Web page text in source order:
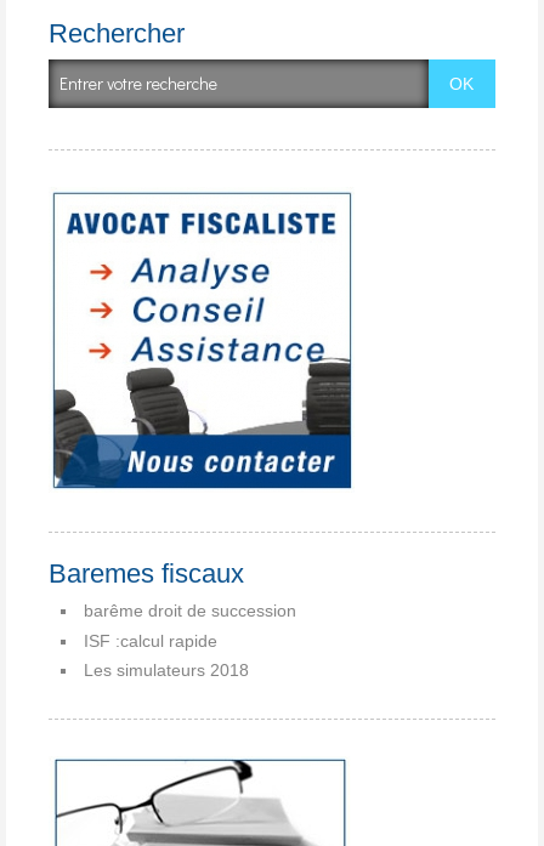
Rechercher
Baremes fiscaux
barême droit de succession
ISF :calcul rapide
Les simulateurs 2018